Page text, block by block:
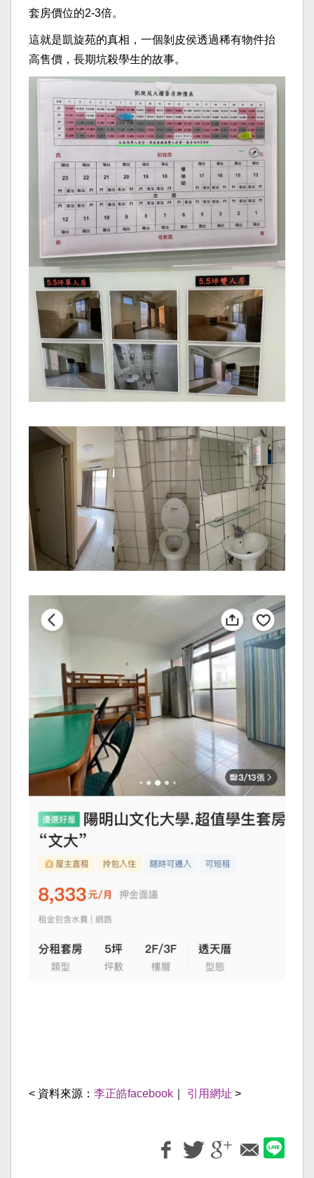
套房價位的2-3倍。
這就是凱旋苑的真相，一個剝皮侯透過稀有物件抬
高售價，長期坑殺學生的故事。
< 資料來源： 李正皓facebook 引用網址 >